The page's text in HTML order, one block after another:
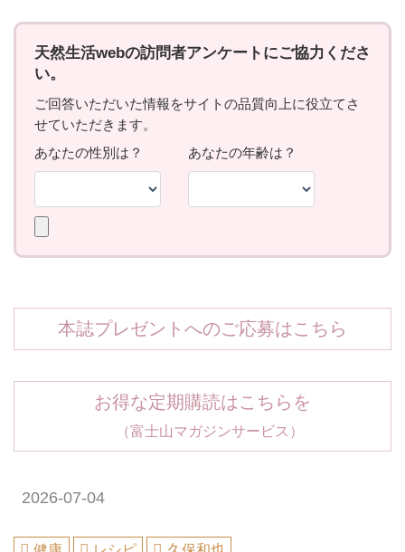
本誌プレゼントへのご応募はこちら
お得な定期購読はこちらを
（富士山マガジンサービス）
2026-07-04